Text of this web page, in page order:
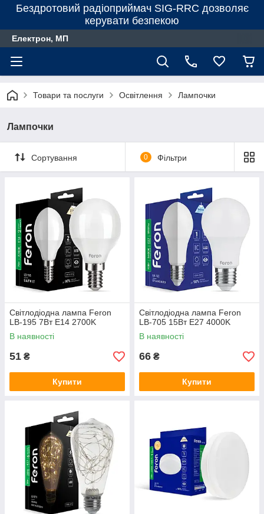
Бездротовий радіоприймач SIG-RRC дозволяє
керувати безпекою
Електрон, МП
Товари та послуги Освітлення Лампочки
Лампочки
Сортування 0 Фільтри
Світлодіодна лампа Feron
LB-195 7Вт E14 2700K
В наявності
51 ₴
Купити
Світлодіодна лампа Feron
LB-705 15Вт E27 4000K
В наявності
66 ₴
Купити